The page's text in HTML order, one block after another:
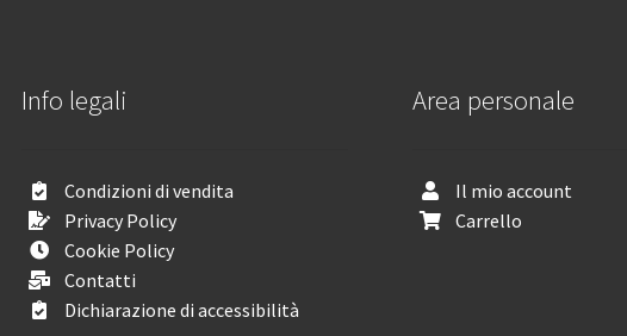
Info legali
Condizioni di vendita
Privacy Policy
Cookie Policy
Contatti
Dichiarazione di accessibilità
Area personale
Il mio account
Carrello